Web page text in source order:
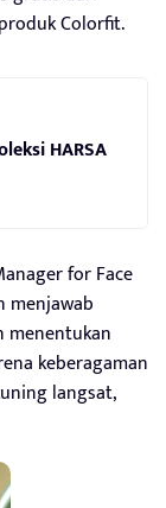
Colorfit.
HARSA
for Face
menjawab
menentukan
keberagaman
langsat,